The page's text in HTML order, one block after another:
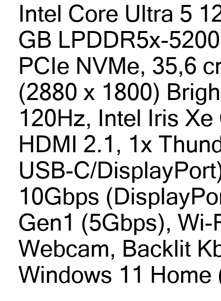
Intel Core Ultra 5
GB LPDDR5x-
PCIe NVMe, 35,6
(2880 x 1800)
120Hz, Intel Iris
HDMI 2.1, 1x
USB-C/
10Gbps
Gen1 (5Gbps), Wi-
Webcam, Backlit
Windows 11 Home